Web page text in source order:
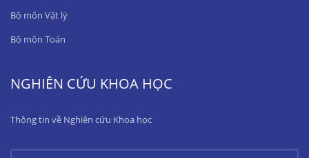
Bộ môn Vật lý
Bộ môn Toán
NGHIÊN CỨU KHOA HỌC
Thông tin về Nghiên cứu Khoa học